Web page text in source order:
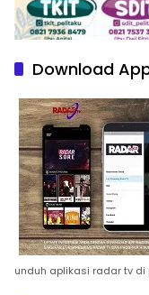
Download
unduh aplikasi radar tv di